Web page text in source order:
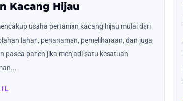
Kacang Hijau
usaha pertanian kacang hijau mulai dari
lahan, penanaman, pemeliharaan, dan juga
pasca panen jika menjadi satu kesatuan